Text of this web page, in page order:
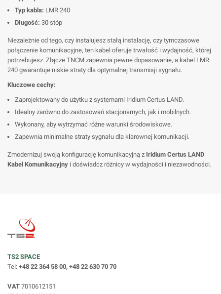
Typ kabla: LMR 240
Długość: 30 stóp
Niezależnie od tego, czy instalujesz stałą instalację, czy tymczasowe
połączenie komunikacyjne, ten kabel oferuje trwałość i wydajność, której
potrzebujesz. Złącze TNCM zapewnia pewne dopasowanie, a kabel LMR
240 gwarantuje niskie straty dla optymalnej transmisji sygnału.
Kluczowe cechy:
Zaprojektowany do użytku z systemami Iridium Certus LAND.
Idealny zarówno do zastosowań stacjonarnych, jak i mobilnych.
Wykonany, aby wytrzymać różne warunki środowiskowe.
Zapewnia minimalne straty sygnału dla klarownej komunikacji.
Zmodernizuj swoją konfigurację komunikacyjną z Iridium Certus LAND
Kabel Komunikacyjny i doświadcz różnicy w wydajności i niezawodności.
TS2 SPACE
Tel: +48 22 364 58 00, +48 22 630 70 70
VAT 7010612151